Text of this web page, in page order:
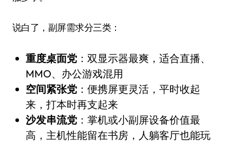
说白了，副屏需求分三类：
重度桌面党：双显示器最爽，适合直播、
MMO、办公游戏混用
空间紧张党：便携屏更灵活，平时收起
来，打本时再支起来
沙发串流党：掌机或小副屏设备价值最
高，主机性能留在书房，人躺客厅也能玩